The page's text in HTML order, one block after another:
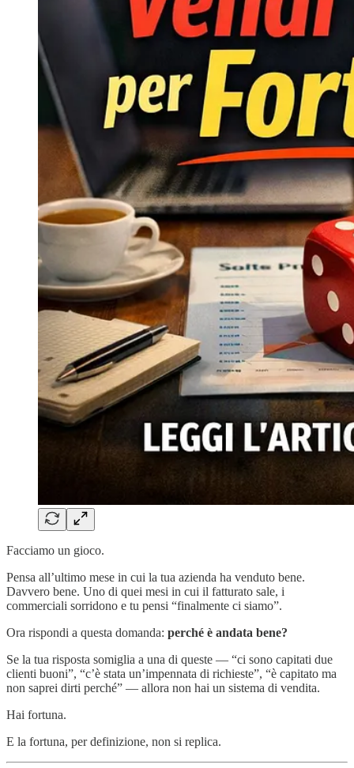
Facciamo un gioco.
Pensa all’ultimo mese in cui la tua azienda ha venduto bene.
Davvero bene. Uno di quei mesi in cui il fatturato sale, i
commerciali sorridono e tu pensi “finalmente ci siamo”.
Ora rispondi a questa domanda: perché è andata bene?
Se la tua risposta somiglia a una di queste — “ci sono capitati due
clienti buoni”, “c’è stata un’impennata di richieste”, “è capitato ma
non saprei dirti perché” — allora non hai un sistema di vendita.
Hai fortuna.
E la fortuna, per definizione, non si replica.